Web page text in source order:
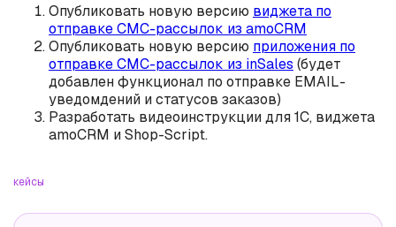
Опубликовать новую версию виджета по
отправке СМС-рассылок из amoCRM
Опубликовать новую версию приложения по
отправке СМС-рассылок из inSales (будет
добавлен функционал по отправке EMAIL-
уведомдений и статусов заказов)
Разработать видеоинструкции для 1С, виджета
amoCRM и Shop-Script.
кейсы